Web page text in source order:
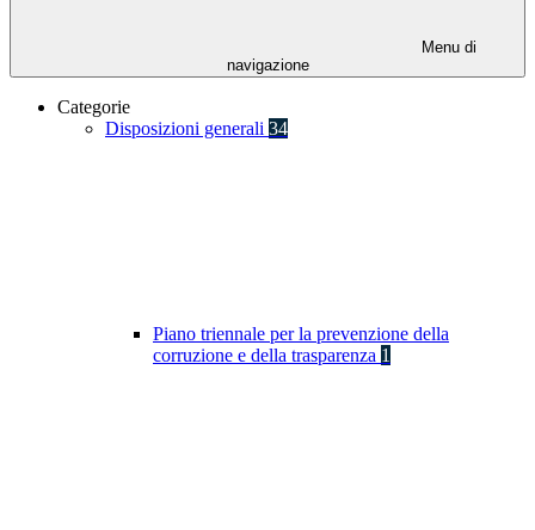
Menu di
navigazione
Categorie
Disposizioni generali 34
Piano triennale per la prevenzione della
corruzione e della trasparenza 1